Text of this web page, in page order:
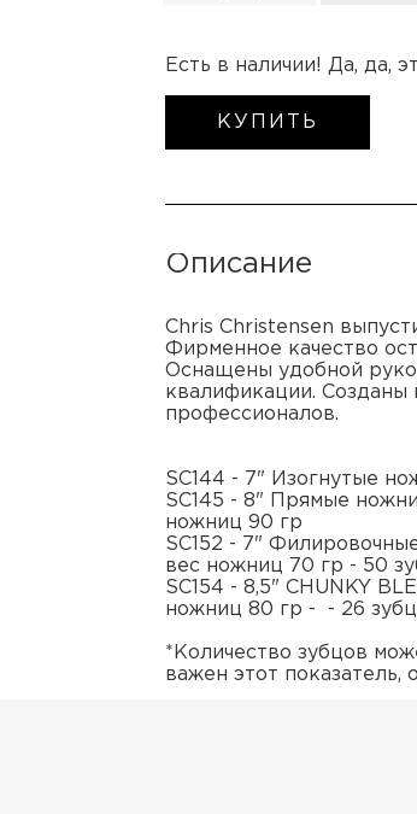
Есть в наличии! Да, да,
КУПИТЬ
Описание
Chris Christensen
Фирменное качество
Оснащены удобной
квалификации. Созданы
профессионалов.
SC144 - 7" Изогнутые
SC145 - 8" Прямые
ножниц 90 гр
SC152 - 7"
вес ножниц 70 гр - 50
SC154 - 8,5" CHUNKY
ножниц 80 гр - - 26
*Количество зубцов
важен этот показатель,